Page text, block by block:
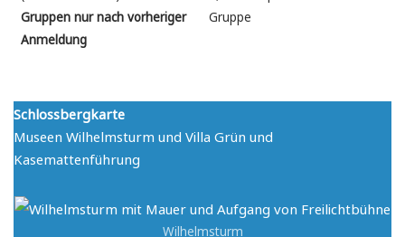
Gruppen nur nach vorheriger
Anmeldung
Gruppe
Schlossbergkarte
Museen Wilhelmsturm und Villa Grün und
Kasemattenführung
Wilhelmsturm